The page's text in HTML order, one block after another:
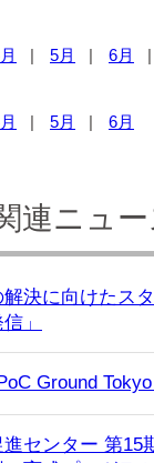
5月 6月
5月 6月
連ニュ
決に向けたス
」
Ground
センター 第15